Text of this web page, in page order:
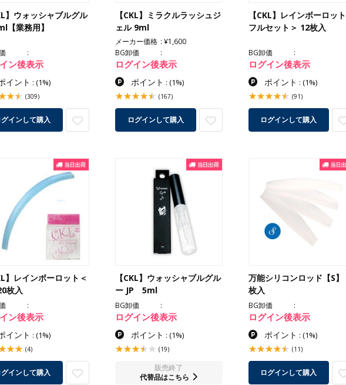
】ウォッシャブルグル
【業務用】
ン後表示
イント : (1%)
(309)
グインして購入
【CKL】ミラクルラッシュジ
ェル 9ml
メーカー価格
¥1,600
BG卸価
ログイン後表示
ポイント : (1%)
(167)
ログインして購入
【CKL】レインボーロッ
フルセット＞ 12枚入
BG卸価
ログイン後表示
ポイント : (1%)
(91)
ログインして購入
】レインボーロット＜
枚入
ン後表示
イント : (1%)
(4)
グインして購入
【CKL】ウォッシャブルグル
ー JP 5ml
BG卸価
ログイン後表示
ポイント : (1%)
(19)
販売終了
代替品はこちら
万能シリコンロッド【S】
枚入
BG卸価
ログイン後表示
ポイント : (1%)
(11)
ログインして購入